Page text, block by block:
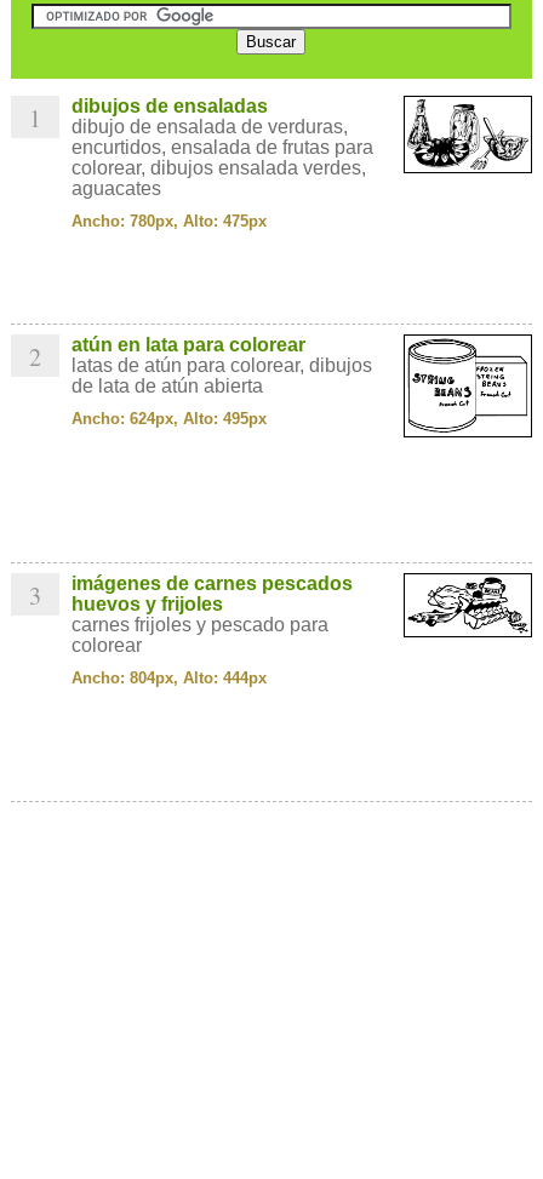
1
dibujos de ensaladas
dibujo de ensalada de verduras,
encurtidos, ensalada de frutas para
colorear, dibujos ensalada verdes,
aguacates
Ancho: 780px, Alto: 475px
2
atún en lata para colorear
latas de atún para colorear, dibujos
de lata de atún abierta
Ancho: 624px, Alto: 495px
3
imágenes de carnes pescados
huevos y frijoles
carnes frijoles y pescado para
colorear
Ancho: 804px, Alto: 444px